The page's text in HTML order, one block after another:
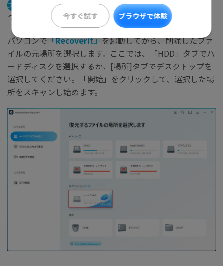
今すぐ試す ブラウザで体験
ステップ1
まず「Recoverit」を起動して、削除してしま
ったデータの元保存場所を選択します。
パソコンで「Recoverit」を起動してから、削除したファ
イルの元場所を選択します。ここでは、「HDD」タブでハ
ードディスクを選択するか、[場所]タブでデスクトップを
選択してください。「開始」をクリックして、選択した場
所をスキャンし始めます。